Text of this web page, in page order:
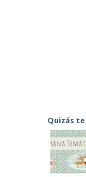
Quizás